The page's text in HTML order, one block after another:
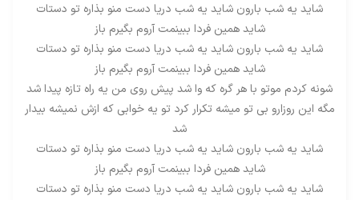
شاید یه شب بارون شاید یه شب دریا دست منو بذاره تو دستات
شاید همین فردا ببینمت آروم بگیرم باز
شاید یه شب بارون شاید یه شب دریا دست منو بذاره تو دستات
شاید همین فردا ببینمت آروم بگیرم باز
شونه کردم موتو با هر گره که وا شد پیش روی من یه راه تازه پیدا شد
مگه این روزارو بی تو میشه تکرار کرد تو یه خوابی که ازش نمیشه بیدار
شد
شاید یه شب بارون شاید یه شب دریا دست منو بذاره تو دستات
شاید همین فردا ببینمت آروم بگیرم باز
شاید یه شب بارون شاید یه شب دریا دست منو بذاره تو دستات